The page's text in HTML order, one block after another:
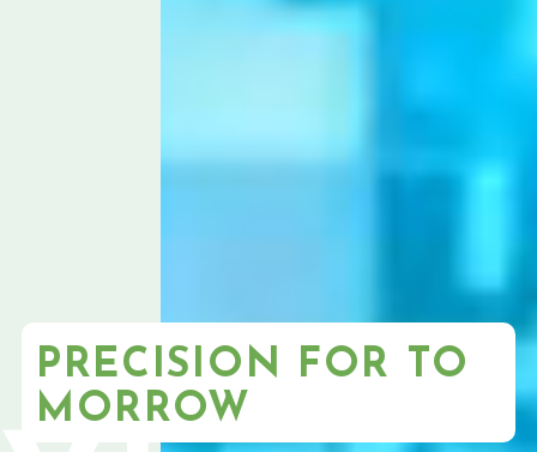
PRECISION FOR TO
MORROW